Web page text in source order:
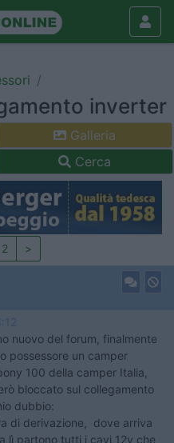
inverter
Galleria
Cerca
2 >
nuovo del forum, finalmente
possessore un camper
100 della camper Italia,
bloccato sul collegamento
dubbio:
di derivazione, dove arriva
lì partono tutti i cavi 12v che